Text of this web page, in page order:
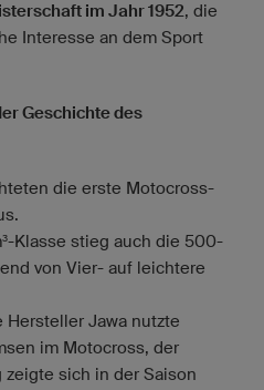
im Jahr 1952, die
Interesse an dem Sport
Geschichte des
die erste Motocross-
Klasse stieg auch die 500-
von Vier- auf leichtere
Hersteller Jawa nutzte
im Motocross, der
sich in der Saison